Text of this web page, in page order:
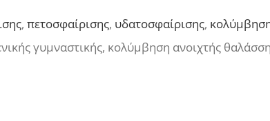
,πετοσφαίρισης, υδατοσφαίρισης,
γυμναστικής, κολύμβηση ανοιχτής